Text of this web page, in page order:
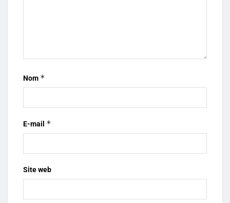
Nom *
E-mail *
Site web